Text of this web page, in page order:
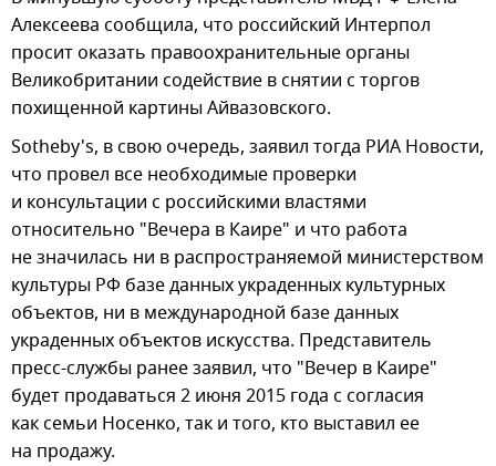
Алексеева сообщила, что российский Интерпол
просит оказать правоохранительные органы
Великобритании содействие в снятии с торгов
похищенной картины Айвазовского.
Sotheby's, в свою очередь, заявил тогда РИА Новости,
что провел все необходимые проверки
и консультации с российскими властями
относительно "Вечера в Каире" и что работа
не значилась ни в распространяемой министерством
культуры РФ базе данных украденных культурных
объектов, ни в международной базе данных
украденных объектов искусства. Представитель
пресс-службы ранее заявил, что "Вечер в Каире"
будет продаваться 2 июня 2015 года с согласия
как семьи Носенко, так и того, кто выставил ее
на продажу.